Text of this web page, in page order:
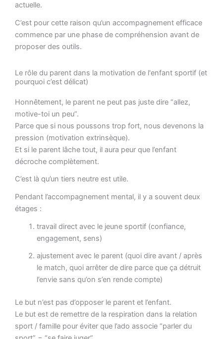
actuelle.
C’est pour cette raison qu’un accompagnement efficace
commence par une phase de compréhension avant de
proposer des outils.
Le rôle du parent dans la motivation de l'enfant sportif (et
pourquoi c’est délicat)
Honnêtement, le parent ne peut pas juste dire “allez,
motive-toi un peu”.
Parce que si nous poussons trop fort, nous devenons la
pression (motivation extrinsèque).
Et si le parent lâche tout, il aura peur que l’enfant
décroche complètement.
C’est là qu’un tiers neutre est utile.
Pendant l’accompagnement mental, il y a souvent deux
étages :
travail direct avec le jeune sportif (confiance,
engagement, sens)
ajustement avec le parent (quoi dire avant / après
le match, quoi arrêter de dire parce que ça détruit
l’envie sans qu’on s’en rende compte)
Le but n’est pas d’opposer le parent et l’enfant.
Le but est de remettre de la respiration dans la relation
sport / famille pour éviter que l’ado associe “parler du